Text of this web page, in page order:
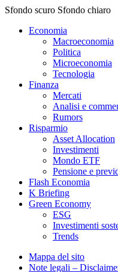
Sfondo scuro Sfondo chiaro
Economia
Macroeconomia
Politica
Microeconomia
Tecnologia
Finanza
Mercati
Analisi e
Rumors
Risparmio
Asset Allocation
Investimenti
Mondo ETF
Pensione e
Flash Economia
K Briefing
Green Economy
ESG
Investimenti
Trends
Mappa del sito
Note legali –